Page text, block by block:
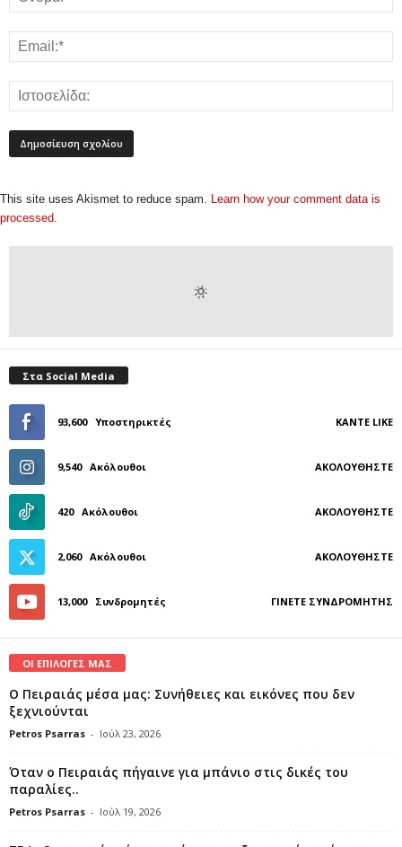
This site uses Akismet to reduce spam. Learn how your comment data is
processed.
Στα Social Media
93,600 Υποστηρικτές ΚΆΝΤΕ LIKE
9,540 Ακόλουθοι ΑΚΟΛΟΥΘΉΣΤΕ
420 Ακόλουθοι ΑΚΟΛΟΥΘΉΣΤΕ
2,060 Ακόλουθοι ΑΚΟΛΟΥΘΉΣΤΕ
13,000 Συνδρομητές ΓΊΝΕΤΕ ΣΥΝΔΡΟΜΗΤΉΣ
ΟΙ ΕΠΙΛΟΓΕΣ ΜΑΣ
Ο Πειραιάς μέσα μας: Συνήθειες και εικόνες που δεν
ξεχνιούνται
Petros Psarras - Ιούλ 23, 2026
Όταν ο Πειραιάς πήγαινε για μπάνιο στις δικές του
παραλίες..
Petros Psarras - Ιούλ 19, 2026